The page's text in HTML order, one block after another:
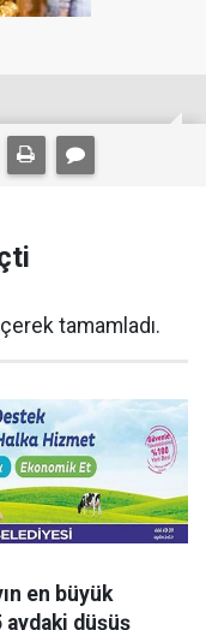
tamamladı.
en büyük
aydaki düşüş